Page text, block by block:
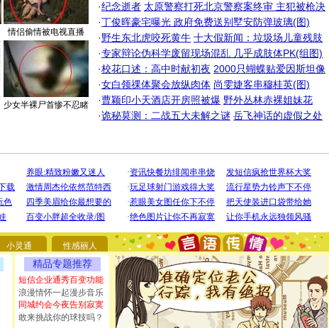
情侣偷情被电视直播
少女半裸尸首惨不忍睹
·纪念逝者 太原警察打死北京警察案终审 主犯被枪决
·丁俊晖豪宅曝光 政府免费送别墅安防弹玻璃(图)
·野生东北虎咬死黄牛 十大假新闻：垃圾场儿童残肢
·专家辩论伪科学废留现场混乱 几乎成肢体PK(组图)
·校花口述：高中时献初夜 2000只蝴蝶贴爱因斯坦像
·女白领祼体聚会放纵肉体 尚雯婕客串穆桂英(图)
·曹颖印小天酒店开房照被爆 野外丛林赤裸姐妹花
·诡秘莫测：二战五大未解之谜 岳飞神话的虚假之处
小灵通 性感丽人
精品专题推荐
短信企业通秀百变功能
浪漫情怀一起漫步音乐
同城约会今夜告别寂寞
敢来挑战你的球技吗？
[圣诞节] 圣诞节到了，想想没什么送给你的，又不打算给
你太多，只有给你五千万：千万快乐！千万要健康！千万
要平安！千万要知足！千万不要忘记我！
[圣诞节]不只这样的日子才会想起你,而是这样的日子才
能正大光明地骚扰你,告诉你,圣诞要快乐!新年要快乐!天天
如意,快乐,鲜花,一切美好的祝愿与你同在.圣诞快乐!
[元旦] 看到你我会触电；看不到你我要充电；没有你我会
断电。爱你是我职业，想你是我事业，抱你是我特长，吻
你是我专业！水晶之恋祝你新年快乐
[元旦]如果上天让我许三个愿望，一是今生今世和你在一
起；二是再生再世和你在一起；三是三生三世和你不再分
[元旦] 当我狠下心扭头离去那一刻，你在我身后无助地哭
泣，这痛楚让我明白我多么爱你。我转身抱住你：这猪不
卖了。水晶之恋祝你新年快乐。
[春节]风柔雨润好月圆，半岛铁盒伴身边，每日尽显开心
颜！冬去春来似水如烟，劳碌人生需尽欢！听一曲轻歌，
道一声平安！新年吉祥万事如愿
[春节]传说薰衣草有四片叶子：第一片叶子是信仰，第二
片叶子是希望，第三片叶子是爱情，第四片叶子是幸运。